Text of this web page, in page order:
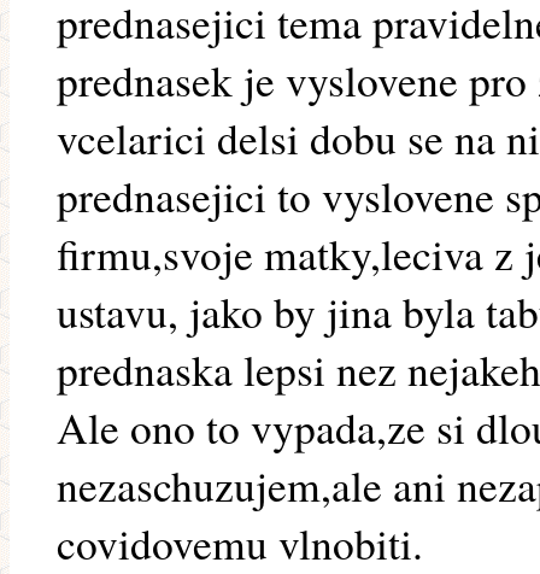
prednasejici tema
prednasek je vyslovene
vcelarici delsi dobu se na
prednasejici to vyslovene
firmu,svoje matky,leciva z
ustavu, jako by jina byla
prednaska lepsi nez
Ale ono to vypada,ze si
nezaschuzujem,ale ani
covidovemu vlnobiti.